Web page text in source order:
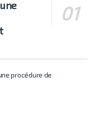
procédure de